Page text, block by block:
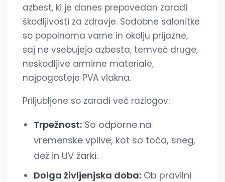
azbest, ki je danes prepovedan zaradi
škodljivosti za zdravje. Sodobne salonitke
so popolnoma varne in okolju prijazne,
saj ne vsebujejo azbesta, temveč druge,
neškodljive armirne materiale,
najpogosteje PVA vlakna.
Priljubljene so zaradi več razlogov:
Trpežnost: So odporne na
vremenske vplive, kot so toča, sneg,
dež in UV žarki.
Dolga življenjska doba: Ob pravilni